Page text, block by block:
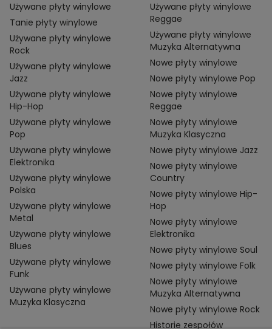
Używane płyty winylowe
Tanie płyty winylowe
Używane płyty winylowe
Rock
Używane płyty winylowe
Jazz
Używane płyty winylowe
Hip-Hop
Używane płyty winylowe
Pop
Używane płyty winylowe
Elektronika
Używane płyty winylowe
Polska
Używane płyty winylowe
Metal
Używane płyty winylowe
Blues
Używane płyty winylowe
Funk
Używane płyty winylowe
Muzyka Klasyczna
Używane płyty winylowe
Reggae
Używane płyty winylowe
Muzyka Alternatywna
Nowe płyty winylowe
Nowe płyty winylowe Pop
Nowe płyty winylowe
Reggae
Nowe płyty winylowe
Muzyka Klasyczna
Nowe płyty winylowe Jazz
Nowe płyty winylowe
Country
Nowe płyty winylowe Hip-
Hop
Nowe płyty winylowe
Elektronika
Nowe płyty winylowe Soul
Nowe płyty winylowe Folk
Nowe płyty winylowe
Muzyka Alternatywna
Nowe płyty winylowe Rock
Historie zespołów